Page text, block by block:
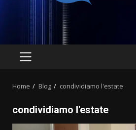
PRIMARY
Home Blog condividiamo l'estate
condividiamo l'estate